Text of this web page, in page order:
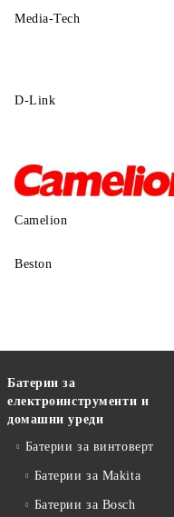
Media-Tech
D-Link
Camelion
Beston
Батерии за
електроинструменти и
домашни уреди
Батерии за винтоверт
Батерии за Makita
Батерии за Bosch